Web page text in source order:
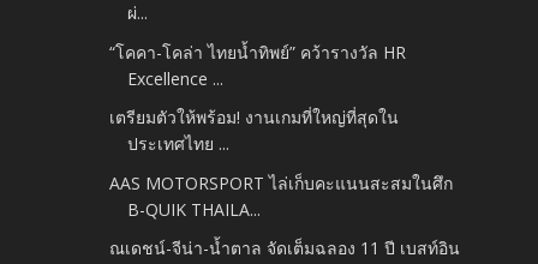
ผ่...
“โคคา-โคล่า ไทยน้ำทิพย์” คว้ารางวัล HR
Excellence ...
เตรียมตัวให้พร้อม! งานเกมที่ใหญ่ที่สุดใน
ประเทศไทย ...
AAS MOTORSPORT ไล่เก็บคะแนนสะสมในศึก
B-QUIK THAILA...
ณเดชน์-จีน่า-น้ำตาล จัดเต็มฉลอง 11 ปี เบสท์อิน